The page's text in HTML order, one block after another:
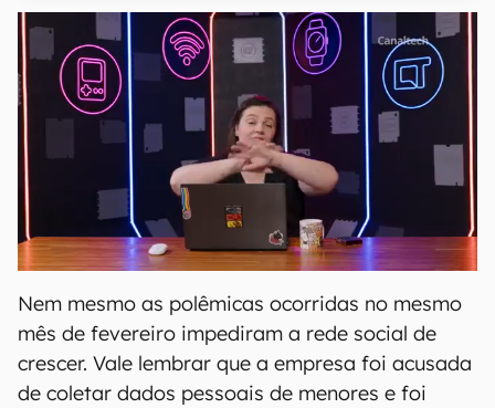
Nem mesmo as polêmicas ocorridas no mesmo
mês de fevereiro impediram a rede social de
crescer. Vale lembrar que a empresa foi acusada
de coletar dados pessoais de menores e foi